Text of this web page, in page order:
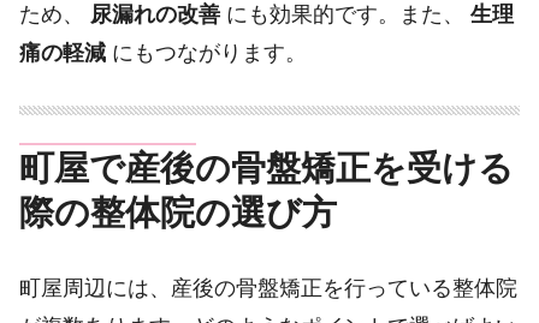
ため、 尿漏れの改善 にも効果的です。また、 生理
痛の軽減 にもつながります。
町屋で産後の骨盤矯正を受ける
際の整体院の選び方
町屋周辺には、産後の骨盤矯正を行っている整体院